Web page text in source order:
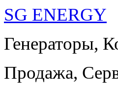
SG ENERGY
Генераторы,
Продажа,